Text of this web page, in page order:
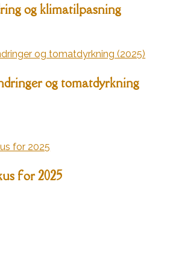
og klimatilpasning
og tomatdyrkning
for 2025